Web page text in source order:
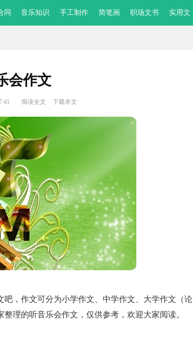
同 音乐知识 手工制作 简笔画 职场文书 实用文
会作文
阅读全文 下载本文
，作文可分为小学作文、中学作文、大学作文（论
理的听音乐会作文，仅供参考，欢迎大家阅读。